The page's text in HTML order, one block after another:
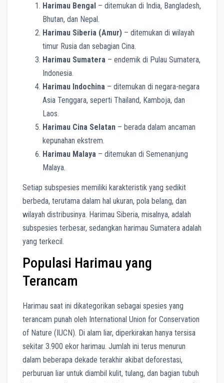
Harimau Bengal – ditemukan di India, Bangladesh,
Bhutan, dan Nepal.
Harimau Siberia (Amur) – ditemukan di wilayah
timur Rusia dan sebagian Cina.
Harimau Sumatera – endemik di Pulau Sumatera,
Indonesia.
Harimau Indochina – ditemukan di negara-negara
Asia Tenggara, seperti Thailand, Kamboja, dan
Laos.
Harimau Cina Selatan – berada dalam ancaman
kepunahan ekstrem.
Harimau Malaya – ditemukan di Semenanjung
Malaya.
Setiap subspesies memiliki karakteristik yang sedikit
berbeda, terutama dalam hal ukuran, pola belang, dan
wilayah distribusinya. Harimau Siberia, misalnya, adalah
subspesies terbesar, sedangkan harimau Sumatera adalah
yang terkecil.
Populasi Harimau yang
Terancam
Harimau saat ini dikategorikan sebagai spesies yang
terancam punah oleh International Union for Conservation
of Nature (IUCN). Di alam liar, diperkirakan hanya tersisa
sekitar 3.900 ekor harimau. Jumlah ini terus menurun
dalam beberapa dekade terakhir akibat deforestasi,
perburuan liar untuk diambil kulit, tulang, dan bagian tubuh